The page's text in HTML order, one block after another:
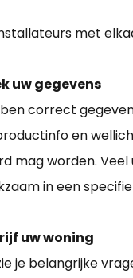
met
uw gegevens
correct
en
mag worden.
in een
uw woning
je belangrijke